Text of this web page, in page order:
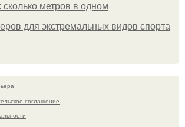
метров в одном
для экстремальных видов спорта
соглашение